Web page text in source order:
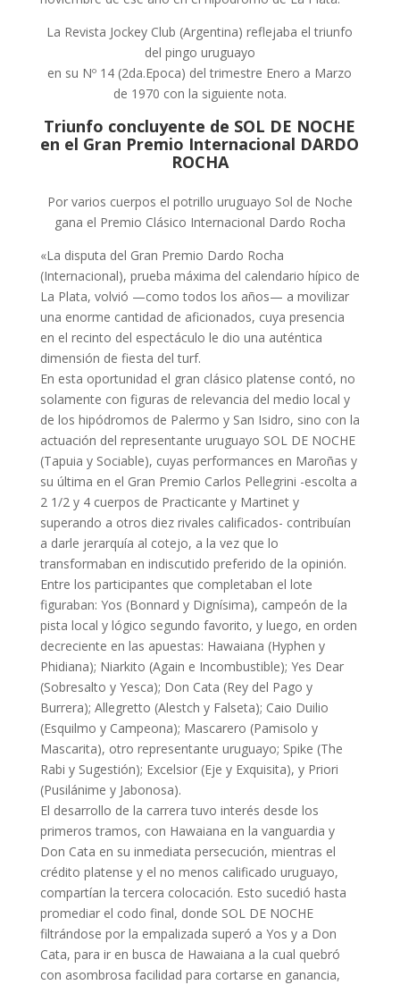
La Revista Jockey Club (Argentina) reflejaba el triunfo
del pingo uruguayo
en su Nº 14 (2da.Epoca) del trimestre Enero a Marzo
de 1970 con la siguiente nota.
Triunfo concluyente de SOL DE NOCHE
en el Gran Premio Internacional DARDO
ROCHA
Por varios cuerpos el potrillo uruguayo Sol de Noche
gana el Premio Clásico Internacional Dardo Rocha
«La disputa del Gran Premio Dardo Rocha
(Internacional), prueba máxima del calendario hípico de
La Plata, volvió —como todos los años— a movilizar
una enorme cantidad de aficionados, cuya presencia
en el recinto del espectáculo le dio una auténtica
dimensión de fiesta del turf.
En esta oportunidad el gran clásico platense contó, no
solamente con figuras de relevancia del medio local y
de los hipódromos de Palermo y San Isidro, sino con la
actuación del representante uruguayo SOL DE NOCHE
(Tapuia y Sociable), cuyas performances en Maroñas y
su última en el Gran Premio Carlos Pellegrini -escolta a
2 1/2 y 4 cuerpos de Practicante y Martinet y
superando a otros diez rivales calificados- contribuían
a darle jerarquía al cotejo, a la vez que lo
transformaban en indiscutido preferido de la opinión.
Entre los participantes que completaban el lote
figuraban: Yos (Bonnard y Dignísima), campeón de la
pista local y lógico segundo favorito, y luego, en orden
decreciente en las apuestas: Hawaiana (Hyphen y
Phidiana); Niarkito (Again e Incombustible); Yes Dear
(Sobresalto y Yesca); Don Cata (Rey del Pago y
Burrera); Allegretto (Alestch y Falseta); Caio Duilio
(Esquilmo y Campeona); Mascarero (Pamisolo y
Mascarita), otro representante uruguayo; Spike (The
Rabi y Sugestión); Excelsior (Eje y Exquisita), y Priori
(Pusilánime y Jabonosa).
El desarrollo de la carrera tuvo interés desde los
primeros tramos, con Hawaiana en la vanguardia y
Don Cata en su inmediata persecución, mientras el
crédito platense y el no menos calificado uruguayo,
compartían la tercera colocación. Esto sucedió hasta
promediar el codo final, donde SOL DE NOCHE
filtrándose por la empalizada superó a Yos y a Don
Cata, para ir en busca de Hawaiana a la cual quebró
con asombrosa facilidad para cortarse en ganancia,